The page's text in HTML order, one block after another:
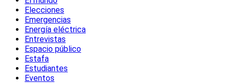
Elecciones
Emergencias
Energía eléctrica
Entrevistas
Espacio público
Estafa
Estudiantes
Eventos